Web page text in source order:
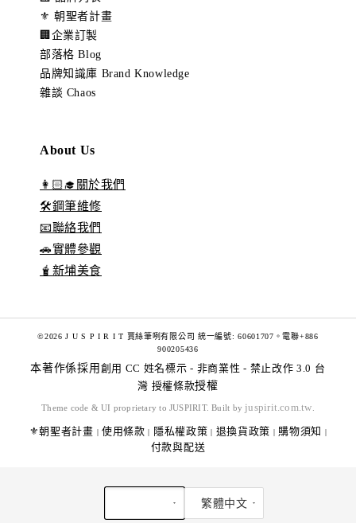
⚜️ 朝聖者計畫
🏢企業訂製
部落格 Blog
品牌知識庫 Brand Knowledge
雜談 Chaos
About Us
👩🏻‍🎓關於我們
🛠️鋼筆維修
📧聯絡我們
🚗實體參觀
🧋新埔美食
©2026 J U S P I R I T 賈絲筆咧有限公司 統一編號: 60601707。電聯+886
900205436
本著作係採用 創用 CC 姓名標示 - 非商業性 - 禁止改作 3.0 台
灣 授權條款授權
Theme code & UI proprietary to JUSPIRIT. Built by juspirit.com.tw
⚜️朝聖者計畫 | 使用條款 | 隱私權政策 | 退換貨政策 | 購物須知 |
付款與配送